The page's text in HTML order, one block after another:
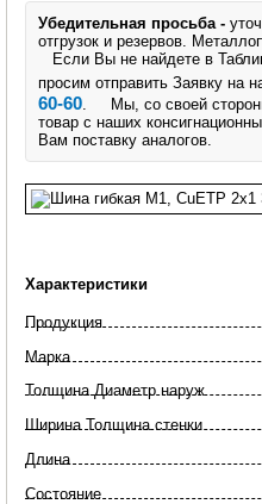
Убедительная просьба -
отгрузок и резервов.
Если Вы не найдете в
просим отправить Заявку на
60-60. Мы, со своей
товар с наших
Вам поставку аналогов.
Характеристики
Продукция
Марка
Толщина Диаметр наруж
Ширина Толщина стенки
Длина
Состояние